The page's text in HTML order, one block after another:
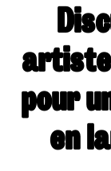
pour
en